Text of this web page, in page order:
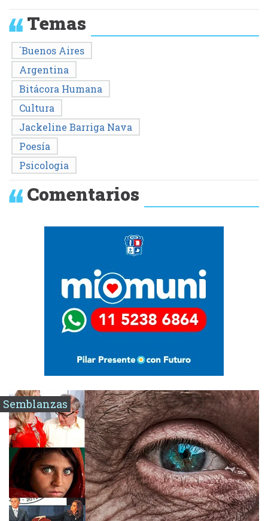
Temas
´Buenos Aires
Argentina
Bitácora Humana
Cultura
Jackeline Barriga Nava
Poesía
Psicologia
Comentarios
Semblanzas